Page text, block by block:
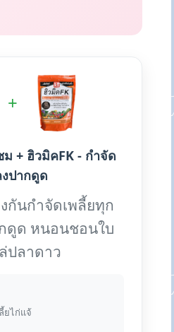
+
+ ฮิวมิคFK - กำจัด
ปากดูด
กันกำจัดเพลี้ยทุก
ดูด หนอนชอนใบ
ปลาดาว
ยไก่แจ้